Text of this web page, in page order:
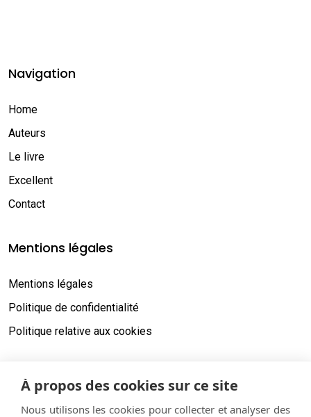
Navigation
Home
Auteurs
Le livre
Excellent
Contact
Mentions légales
Mentions légales
Politique de confidentialité
Politique relative aux cookies
Acheter le livre
Formulaire d'achat
À propos des cookies sur ce site
Nous utilisons les cookies pour collecter et analyser des